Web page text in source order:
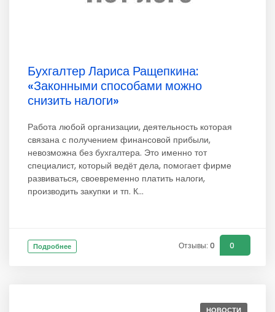
Бухгалтер Лариса Ращепкина:
«Законными способами можно
снизить налоги»
Работа любой организации, деятельность которая
связана с получением финансовой прибыли,
невозможна без бухгалтера. Это именно тот
специалист, который ведёт дела, помогает фирме
развиваться, своевременно платить налоги,
производить закупки и тп. К...
Подробнее Отзывы: 0 0